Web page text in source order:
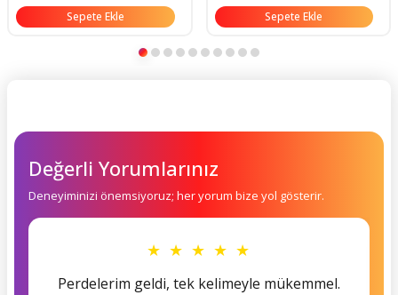
Sepete Ekle Sepete Ekle
Değerli Yorumlarınız
Deneyiminizi önemsiyoruz; her yorum bize yol gösterir.
★ ★ ★ ★ ★
Perdelerim geldi, tek kelimeyle mükemmel.